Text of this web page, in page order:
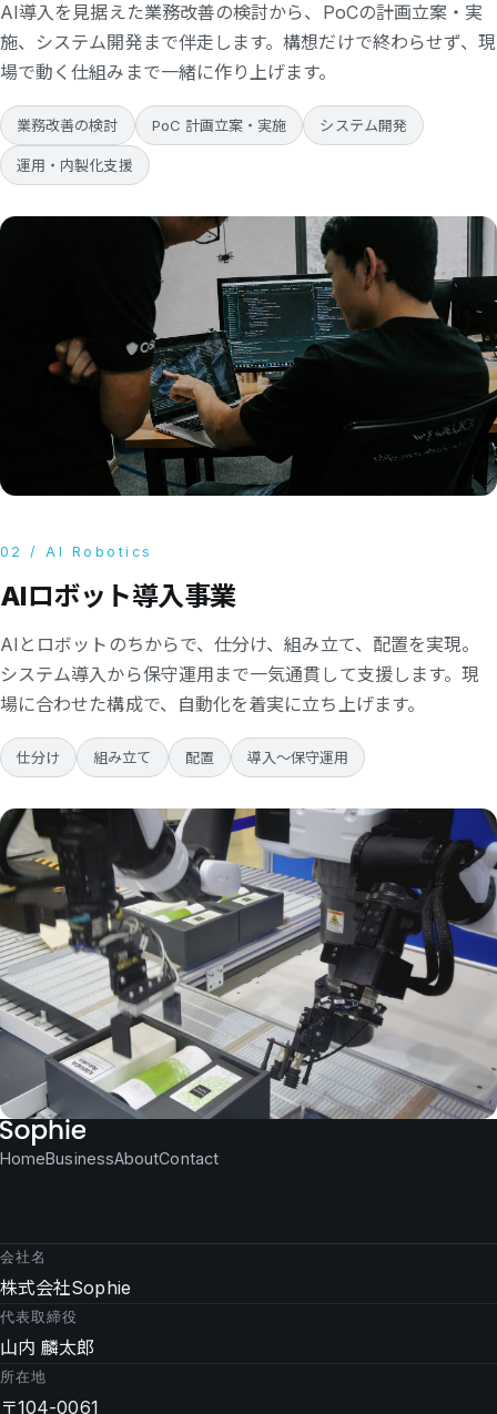
AI導入を見据えた業務改善の検討から、PoCの計画立案・実
施、システム開発まで伴走します。構想だけで終わらせず、現
場で動く仕組みまで一緒に作り上げます。
業務改善の検討 PoC 計画立案・実施 システム開発
運用・内製化支援
02 / AI Robotics
AIロボット導入事業
AIとロボットのちからで、仕分け、組み立て、配置を実現。
システム導入から保守運用まで一気通貫して支援します。現
場に合わせた構成で、自動化を着実に立ち上げます。
仕分け 組み立て 配置 導入〜保守運用
HomeBusinessAboutContact
会社名
株式会社Sophie
代表取締役
山内 麟太郎
所在地
〒104-0061